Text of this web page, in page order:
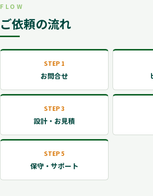
FLOW
ご依頼の流れ
STEP 1
お問合せ
STEP 3
設計・お見積
STEP 5
保守・サポート